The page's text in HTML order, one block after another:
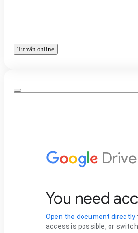
Tư vấn online